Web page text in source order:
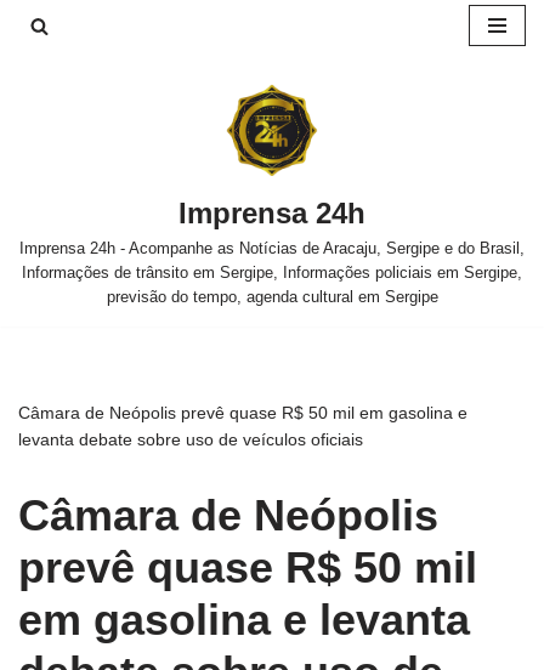
Imprensa 24h
Imprensa 24h - Acompanhe as Notícias de Aracaju, Sergipe e do Brasil,
Informações de trânsito em Sergipe, Informações policiais em Sergipe,
previsão do tempo, agenda cultural em Sergipe
Câmara de Neópolis prevê quase R$ 50 mil em gasolina e
levanta debate sobre uso de veículos oficiais
Câmara de Neópolis
prevê quase R$ 50 mil
em gasolina e levanta